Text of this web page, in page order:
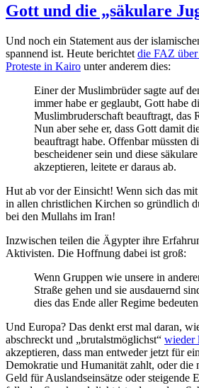
Gott und die „säkulare
Und noch ein Statement aus der
spannend ist. Heute berichtet die FAZ
Proteste in Kairo unter anderem dies:
Einer der Muslimbrüder sagte auf
immer habe er geglaubt, Gott habe
Muslimbruderschaft beauftragt, das
Nun aber sehe er, dass Gott damit
beauftragt habe. Offenbar müssten
bescheidener sein und diese
akzeptieren, leitete er daraus ab.
Hut ab vor der Einsicht! Wenn sich das
in allen christlichen Kirchen so gründlich
bei den Mullahs im Iran!
Inzwischen teilen die Ägypter ihre
Aktivisten. Die Hoffnung dabei ist groß:
Wenn Gruppen wie unsere in
Straße gehen und sie ausdauernd
dies das Ende aller Regime
Und Europa? Das denkt erst mal daran,
abschreckt und „brutalstmöglichst“ wieder
akzeptieren, dass man entweder jetzt für
Demokratie und Humanität zahlt, oder die
Geld für Auslandseinsätze oder steigende